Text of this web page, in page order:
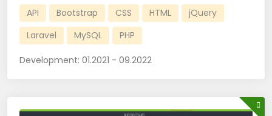
API Bootstrap CSS HTML
jQuery
Laravel
MySQL PHP
Development: 01.2021 - 09.2022